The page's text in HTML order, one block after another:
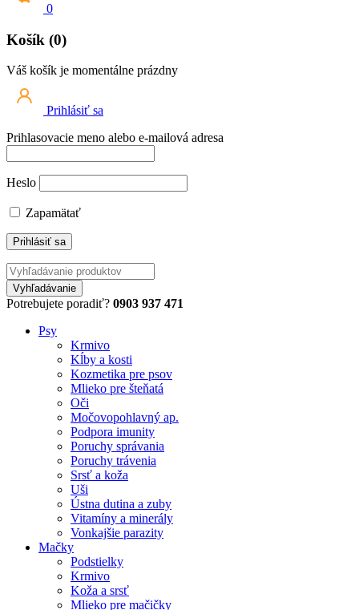
0
Košík (0)
Váš košík je momentálne prázdny
Prihlásiť sa
Prihlasovacie meno alebo e-mailová adresa
Heslo
Zapamätať
Potrebujete poradiť? 0903 937 471
Psy
Krmivo
Kĺby a kosti
Kozmetika pre psov
Mlieko pre šteňatá
Oči
Močovopohlavný ap.
Podpora imunity
Poruchy správania
Poruchy trávenia
Srsť a koža
Uši
Ústna dutina a zuby
Vitamíny a minerály
Vonkajšie parazity
Mačky
Podstielky
Krmivo
Koža a srsť
Mlieko pre mačičky